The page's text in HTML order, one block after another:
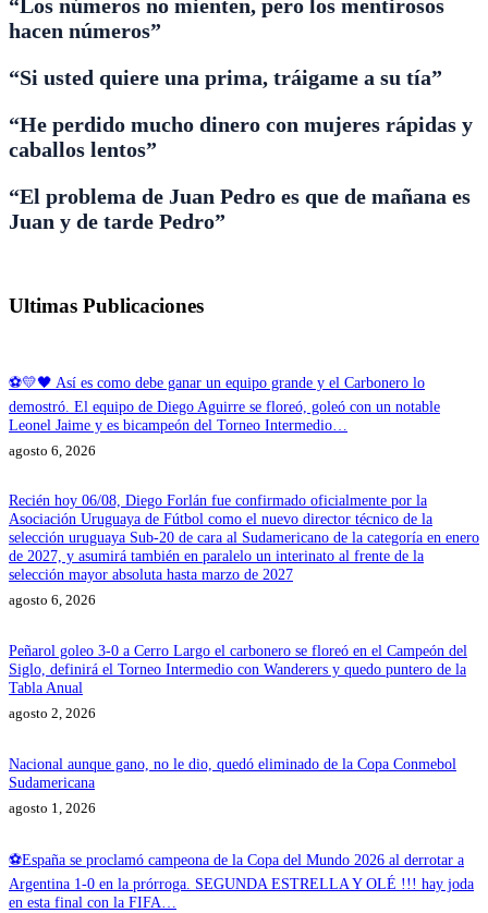
“Los números no mienten, pero los mentirosos
hacen números”
“Si usted quiere una prima, tráigame a su tía”
“He perdido mucho dinero con mujeres rápidas y
caballos lentos”
“El problema de Juan Pedro es que de mañana es
Juan y de tarde Pedro”
Ultimas Publicaciones
⚽💛🖤 Así es como debe ganar un equipo grande y el Carbonero lo
demostró. El equipo de Diego Aguirre se floreó, goleó con un notable
Leonel Jaime y es bicampeón del Torneo Intermedio…
agosto 6, 2026
Recién hoy 06/08, Diego Forlán fue confirmado oficialmente por la
Asociación Uruguaya de Fútbol como el nuevo director técnico de la
selección uruguaya Sub-20 de cara al Sudamericano de la categoría en enero
de 2027, y asumirá también en paralelo un interinato al frente de la
selección mayor absoluta hasta marzo de 2027
agosto 6, 2026
Peñarol goleo 3-0 a Cerro Largo el carbonero se floreó en el Campeón del
Siglo, definirá el Torneo Intermedio con Wanderers y quedo puntero de la
Tabla Anual
agosto 2, 2026
Nacional aunque gano, no le dio, quedó eliminado de la Copa Conmebol
Sudamericana
agosto 1, 2026
⚽España se proclamó campeona de la Copa del Mundo 2026 al derrotar a
Argentina 1-0 en la prórroga. SEGUNDA ESTRELLA Y OLÉ !!! hay joda
en esta final con la FIFA…